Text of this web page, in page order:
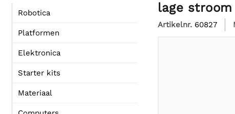
Robotica
Platformen
Elektronica
Starter kits
Materiaal
lage stroom
Artikelnr. 60827